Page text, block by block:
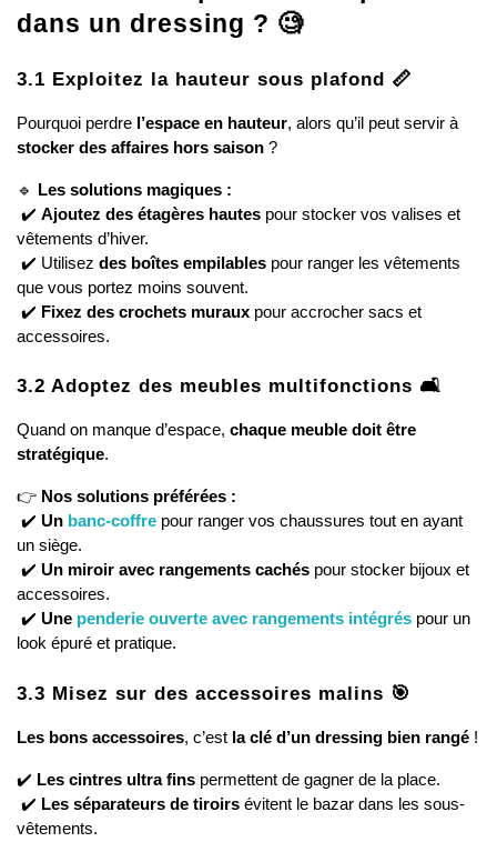
dans un dressing ? 🧐
3.1 Exploitez la hauteur sous plafond 📏
Pourquoi perdre l’espace en hauteur
stocker des affaires hors saison ?
🔹 Les solutions magiques :
✔️ Ajoutez des étagères hautes pour stocker vos valises et
vêtements d’hiver.
✔️ Utilisez des boîtes empilables pour ranger les vêtements
que vous portez moins souvent.
✔️ Fixez des crochets muraux pour accrocher sacs et
accessoires.
3.2 Adoptez des meubles multifonctions 🛋️
Quand on manque d’espace, chaque meuble doit être
stratégique.
👉 Nos solutions préférées :
✔️ Un banc-coffre pour ranger vos chaussures tout en ayant
un siège.
✔️ Un miroir avec rangements cachés pour stocker bijoux et
accessoires.
✔️ Une penderie ouverte avec rangements intégrés pour un
look épuré et pratique.
3.3 Misez sur des accessoires malins 🎯
Les bons accessoires, c’est la clé d’un dressing bien rangé !
✔️ Les cintres ultra fins permettent de gagner de la place.
✔️ Les séparateurs de tiroirs évitent le bazar dans les sous-
vêtements.